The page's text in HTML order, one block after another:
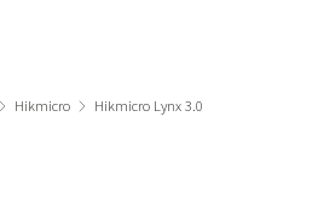
/ Hikmicro / Hikmicro Lynx 3.0